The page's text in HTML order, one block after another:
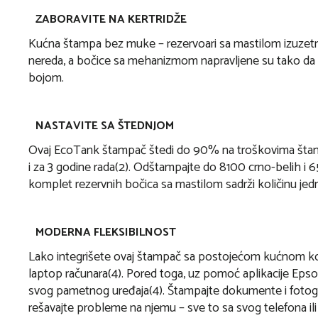
ZABORAVITE NA KERTRIDŽE
Kućna štampa bez muke – rezervoari sa mastilom
nereda, a bočice sa mehanizmom napravljene su tako
bojom.
NASTAVITE SA ŠTEDNJOM
Ovaj EcoTank štampač štedi do 90% na troškovima
i za 3 godine rada(2). Odštampajte do 8100 crno-belih
komplet rezervnih bočica sa mastilom sadrži količinu
MODERNA FLEKSIBILNOST
Lako integrišete ovaj štampač sa postojećom kućnom
laptop računara(4). Pored toga, uz pomoć aplikacije
svog pametnog uređaja(4). Štampajte dokumente i
rešavajte probleme na njemu – sve to sa svog telefona